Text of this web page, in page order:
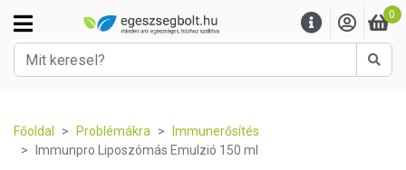
0
Főoldal Problémákra
Immunerősítés
Immunpro Liposzómás Emulzió 150 ml